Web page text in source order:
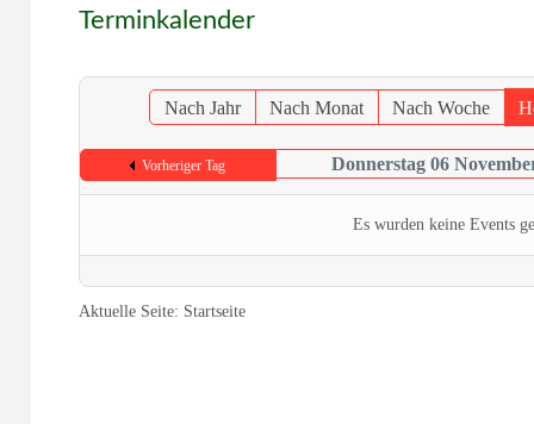
Terminkalender
Nach Jahr Nach Monat Nach Woche
Vorheriger Tag Donnerstag 06
Es wurden keine Events
Aktuelle Seite: Startseite